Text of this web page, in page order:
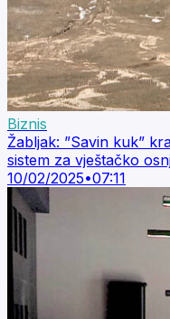
Biznis
Žabljak: ”Savin kuk”
sistem za vještačko
10/02/2025•07:11